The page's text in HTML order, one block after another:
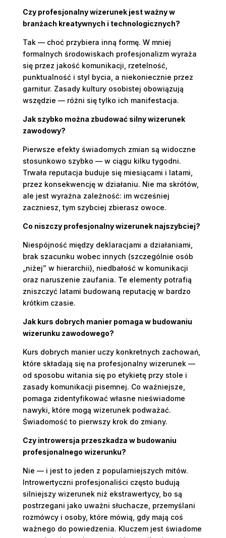
Czy profesjonalny wizerunek jest ważny w
branżach kreatywnych i technologicznych?
Tak — choć przybiera inną formę. W mniej
formalnych środowiskach profesjonalizm wyraża
się przez jakość komunikacji, rzetelność,
punktualność i styl bycia, a niekoniecznie przez
garnitur. Zasady kultury osobistej obowiązują
wszędzie — różni się tylko ich manifestacja.
Jak szybko można zbudować silny wizerunek
zawodowy?
Pierwsze efekty świadomych zmian są widoczne
stosunkowo szybko — w ciągu kilku tygodni.
Trwała reputacja buduje się miesiącami i latami,
przez konsekwencję w działaniu. Nie ma skrótów,
ale jest wyraźna zależność: im wcześniej
zaczniesz, tym szybciej zbierasz owoce.
Co niszczy profesjonalny wizerunek najszybciej?
Niespójność między deklaracjami a działaniami,
brak szacunku wobec innych (szczególnie osób
„niżej” w hierarchii), niedbałość w komunikacji
oraz naruszenie zaufania. Te elementy potrafią
zniszczyć latami budowaną reputację w bardzo
krótkim czasie.
Jak kurs dobrych manier pomaga w budowaniu
wizerunku zawodowego?
Kurs dobrych manier uczy konkretnych zachowań,
które składają się na profesjonalny wizerunek —
od sposobu witania się po etykietę przy stole i
zasady komunikacji pisemnej. Co ważniejsze,
pomaga zidentyfikować własne nieświadome
nawyki, które mogą wizerunek podważać.
Świadomość to pierwszy krok do zmiany.
Czy introwersja przeszkadza w budowaniu
profesjonalnego wizerunku?
Nie — i jest to jeden z popularniejszych mitów.
Introwertyczni profesjonaliści często budują
silniejszy wizerunek niż ekstrawertycy, bo są
postrzegani jako uważni słuchacze, przemyślani
rozmówcy i osoby, które mówią, gdy mają coś
ważnego do powiedzenia. Kluczem jest świadome